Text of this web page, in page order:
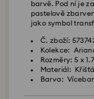
barvě. Pod ní je
pastelově
jako symbol
Č. zboží:
Kolekce:
Rozměry: 5 x
Materiál:
Barva:
Expresní
Objednávky
zpracovány a
Expresní dodací
Náklady na
Společnost